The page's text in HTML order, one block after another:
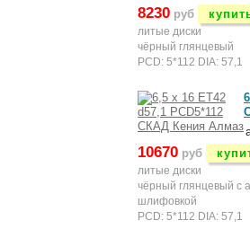
8230 руб
литые диски
чёрный глянцевый
PCD: 5*112 DIA: 57,1
10670 руб
литые диски
чёрный глянцевый с
шлифовкой
PCD: 5*112 DIA: 57,1